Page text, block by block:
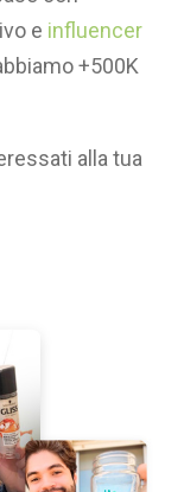
e influencer
+500K
alla tua